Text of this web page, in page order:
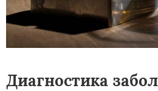
Диагностика